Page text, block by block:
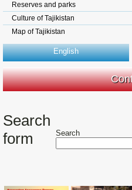
Reserves and parks
Culture of Tajikistan
Map of Tajikistan
English
Search
form
Search